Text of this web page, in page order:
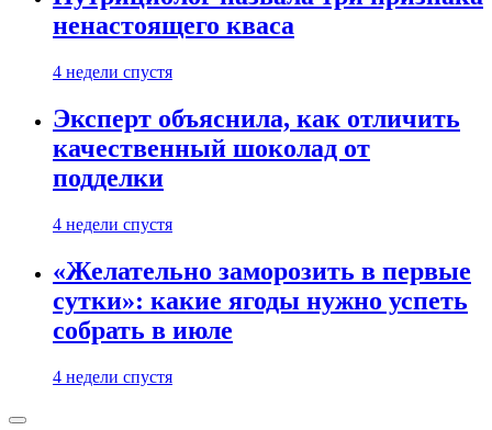
ненастоящего кваса
4 недели спустя
Эксперт объяснила, как отличить
качественный шоколад от
подделки
4 недели спустя
«Желательно заморозить в первые
сутки»: какие ягоды нужно успеть
собрать в июле
4 недели спустя